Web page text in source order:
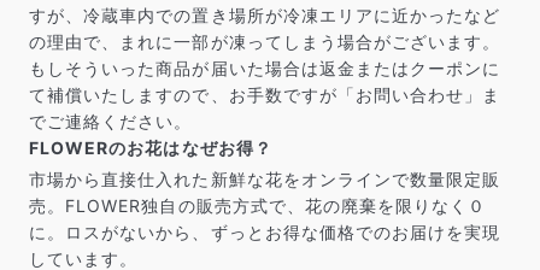
写真と同じものが届く？
商品ページに掲載している写真は、実際にお届けする商
品を撮影したものです。お花は生き物なので、どうして
も色味やサイズ・咲き方に個体差はありますが、できる
だけ写真のイメージに近いものをお届けできるように人
の目でチェックをしています。
すが、冷蔵車内での置き場所が冷凍エリアに近かったなど
の理由で、まれに一部が凍ってしまう場合がございます。
もしそういった商品が届いた場合は返金またはクーポンに
て補償いたしますので、お手数ですが「お問い合わせ」ま
でご連絡ください。
FLOWERのお花はなぜお得？
市場から直接仕入れた新鮮な花をオンラインで数量限定販
売。FLOWER独自の販売方式で、花の廃棄を限りなく０
に。ロスがないから、ずっとお得な価格でのお届けを実現
しています。